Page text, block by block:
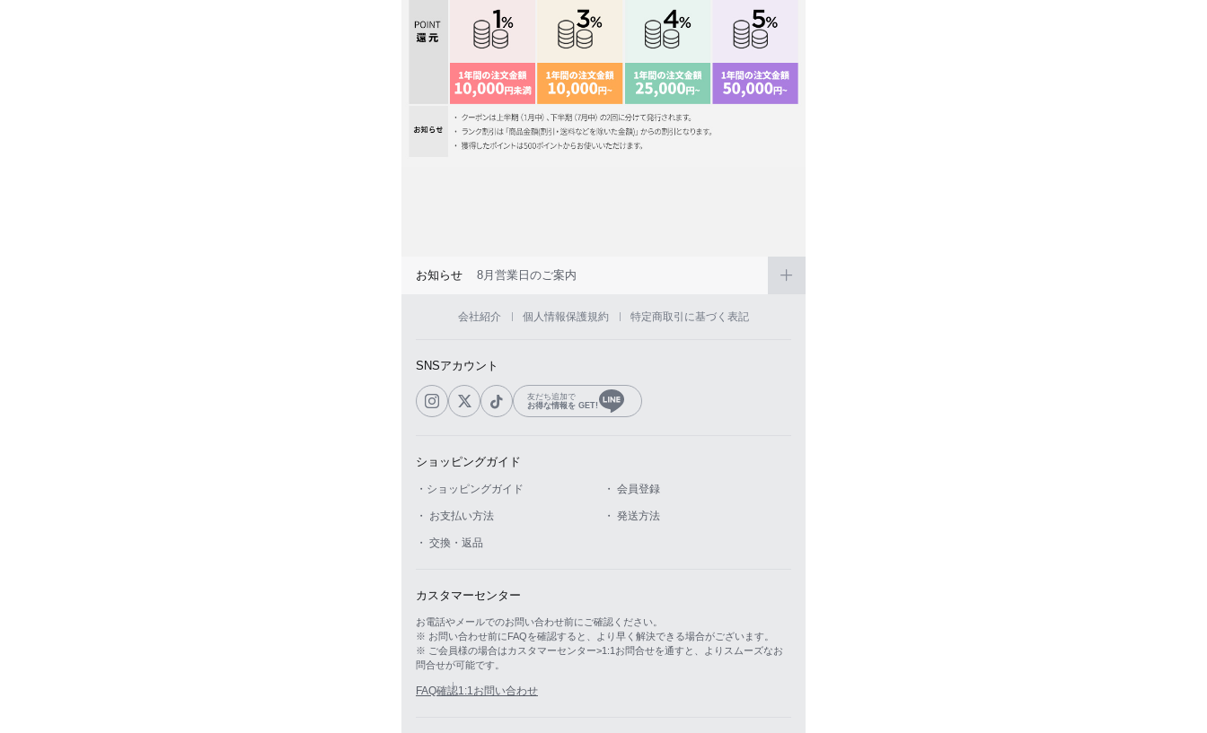
お知らせ 8月営業日のご案内
会社紹介 個人情報保護規約 特定商取引に基づく表記
SNSアカウント
友だち追加で
お得な情報を GET!
ショッピングガイド
・ショッピングガイド ・ 会員登録
・ お支払い方法 ・ 発送方法
・ 交換・返品
カスタマーセンター
お電話やメールでのお問い合わせ前にご確認ください。
※ お問い合わせ前にFAQを確認すると、より早く解決できる場合がございます。
※ ご会員様の場合はカスタマーセンター>1:1お問合せを通すと、よりスムーズなお
問合せが可能です。
FAQ確認1:1お問い合わせ